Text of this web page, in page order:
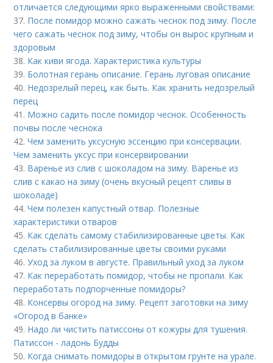
отличается следующими ярко выраженными свойствами:
37. После помидор можно сажать чеснок под зиму. После
чего сажать чеснок под зиму, чтобы он вырос крупным и
здоровым
38. Как киви ягода. Характеристика культуры
39. Болотная герань описание. Герань луговая описание
40. Недозрелый перец, как быть. Как хранить недозрелый
перец
41. Можно садить после помидор чеснок. Особенность
почвы после чеснока
42.Чем заменить уксусную эссенцию при консервации.
Чем заменить уксус при консервировании
43. Варенье из слив с шоколадом на зиму. Варенье из
слив с какао на зиму (очень вкусный рецепт сливы в
шоколаде)
44.Чем полезен капустный отвар. Полезные
характеристики отваров
45. Как сделать самому стабилизированные цветы. Как
сделать стабилизированные цветы своими руками
46.Уход за луком в августе. Правильный уход за луком
47. Как переработать помидор, чтобы не пропали. Как
переработать подпорченные помидоры?
48. Консервы огород на зиму. Рецепт заготовки на зиму
«Огород в банке»
49. Надо ли чистить патиссоны от кожуры для тушения.
Патиссон - ладонь Будды
50. Когда снимать помидоры в открытом грунте на урале.